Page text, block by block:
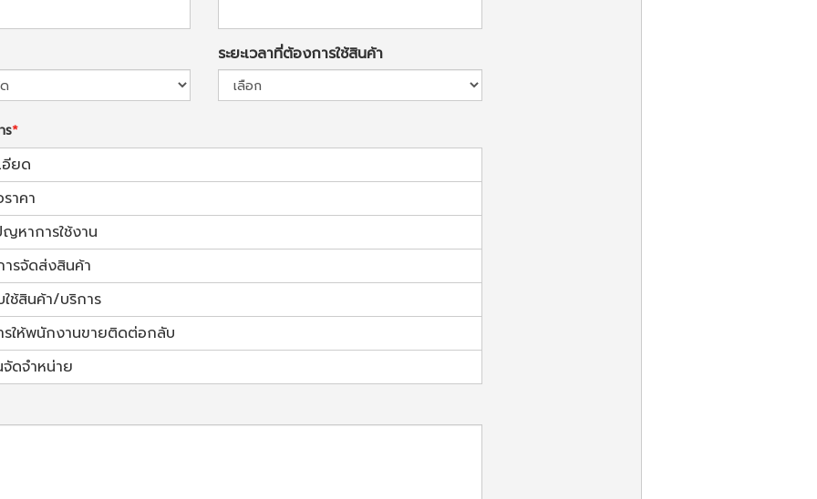
ระยะเวลาที่ต้องการใช้สินค้า
ร
อียด
ราคา
หาการใช้งาน
รจัดส่งสินค้า
ช้สินค้า/บริการ
ให้พนักงานขายติดต่อกลับ
ดจำหน่าย